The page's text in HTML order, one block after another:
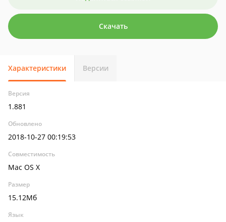
Скачать
Характеристики Версии
Версия
1.881
Обновлено
2018-10-27 00:19:53
Совместимость
Mac OS X
Размер
15.12Мб
Язык